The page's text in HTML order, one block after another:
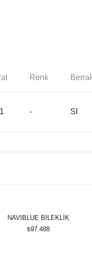
Renk
- SI
NAVIBLUE BİLEKLİK
₺97.488